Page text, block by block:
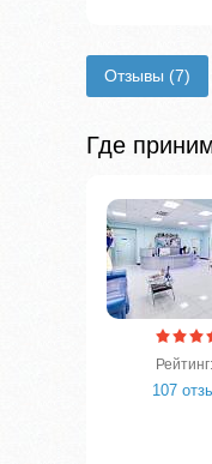
Отзывы (7)
Где
107